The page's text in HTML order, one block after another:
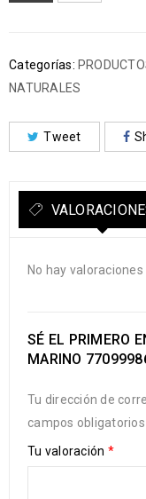
Categorías:
NATURALES
Tweet
No hay valoraciones
SÉ EL PRIMERO
MARINO
Tu dirección de
campos
Tu valoración *